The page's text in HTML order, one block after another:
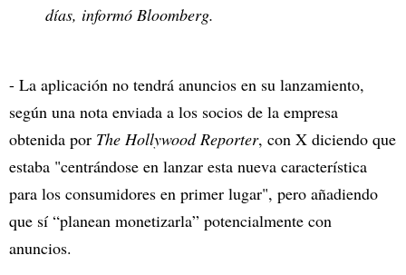
días, informó Bloomberg.
- La aplicación no tendrá anuncios en su lanzamiento,
según una nota enviada a los socios de la empresa
obtenida por The Hollywood Reporter, con X diciendo que
estaba "centrándose en lanzar esta nueva característica
para los consumidores en primer lugar", pero añadiendo
que sí “planean monetizarla” potencialmente con
anuncios.